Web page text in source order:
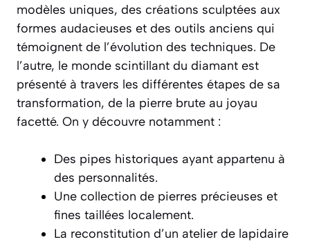
modèles uniques, des créations sculptées aux
formes audacieuses et des outils anciens qui
témoignent de l’évolution des techniques. De
l’autre, le monde scintillant du diamant est
présenté à travers les différentes étapes de sa
transformation, de la pierre brute au joyau
facetté. On y découvre notamment :
Des pipes historiques ayant appartenu à
des personnalités.
Une collection de pierres précieuses et
fines taillées localement.
La reconstitution d’un atelier de lapidaire